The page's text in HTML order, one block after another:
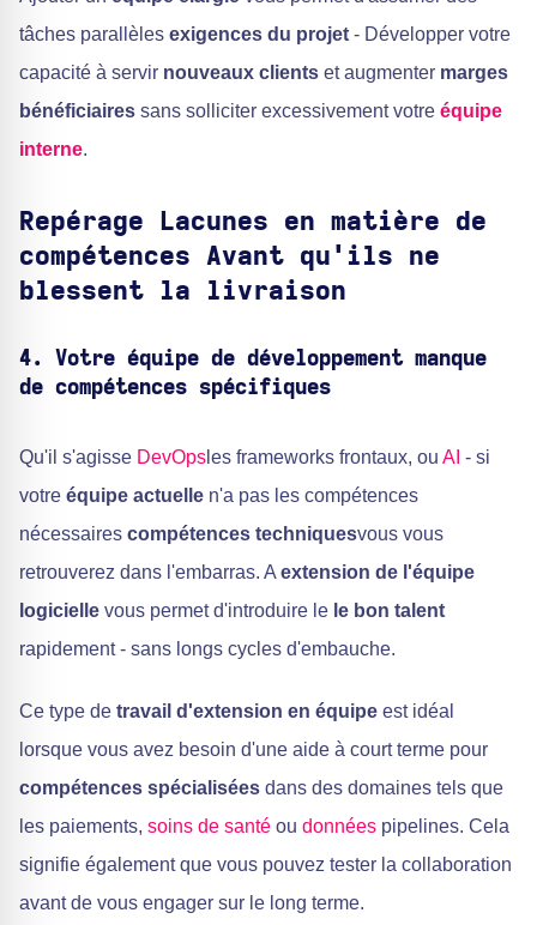
tâches parallèles exigences du projet - Développer votre
capacité à servir nouveaux clients et augmenter marges
bénéficiaires sans solliciter excessivement votre équipe
interne.
Repérage
Lacunes en matière de
compétences Avant qu'ils ne
blessent la livraison
4. Votre équipe de développement manque
de compétences spécifiques
Qu'il s'agisse DevOps les frameworks frontaux, ou AI - si
votre équipe actuelle n'a pas les compétences
nécessaires compétences techniquesvous vous
retrouverez dans l'embarras. A extension de l'équipe
logicielle vous permet d'introduire le le bon talent
rapidement - sans longs cycles d'embauche.
Ce type de travail d'extension en équipe est idéal
lorsque vous avez besoin d'une aide à court terme pour
compétences spécialisées dans des domaines tels que
les paiements, soins de santé ou données pipelines. Cela
signifie également que vous pouvez tester la collaboration
avant de vous engager sur le long terme.